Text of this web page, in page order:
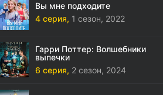
Вы мне подходите
4 серия, 1 сезон, 2022
Гарри Поттер: Волшебники
выпечки
6 серия, 2 сезон, 2024